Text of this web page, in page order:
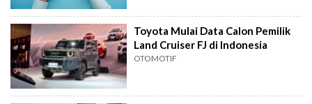
Toyota Mulai Data Calon Pemilik
Land Cruiser FJ di Indonesia
OTOMOTIF